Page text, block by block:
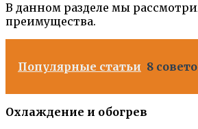
В данном разделе мы
преимущества.
Популярные статьи 8
Охлаждение и обогрев